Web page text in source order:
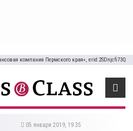
компания Пермского края», erid:2SDnjcfi73Q
05 января 2019, 19:35